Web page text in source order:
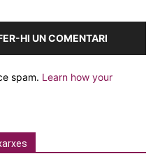
HI UN COMENTARI
spam. Learn how your